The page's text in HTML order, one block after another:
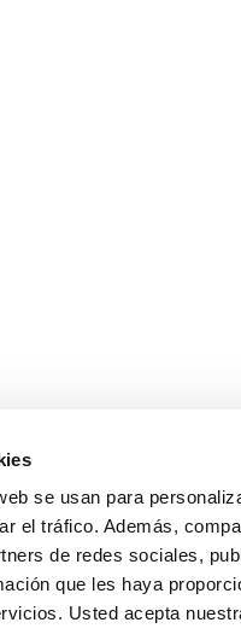
se usan para
el tráfico. Además,
de redes sociales,
que les haya
Usted acepta